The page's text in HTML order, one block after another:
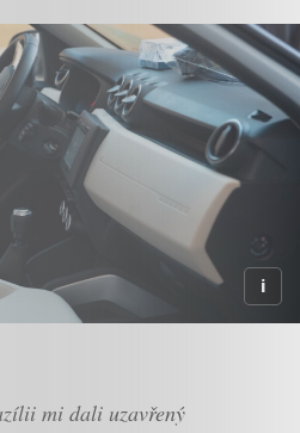
mi dali uzavřený